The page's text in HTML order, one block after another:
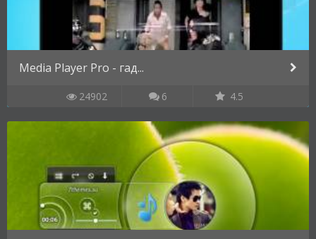
Media Player Pro - гад...
24902 6 4.5